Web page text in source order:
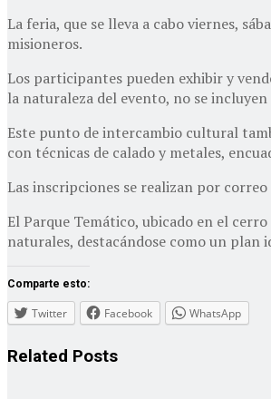
La feria, que se lleva a cabo viernes,
misioneros.
Los participantes pueden exhibir y
la naturaleza del evento, no se
Este punto de intercambio cultural
con técnicas de calado y metales,
Las inscripciones se realizan por
El Parque Temático, ubicado en el
naturales, destacándose como un plan
Comparte esto:
Twitter Facebook WhatsApp
Related Posts